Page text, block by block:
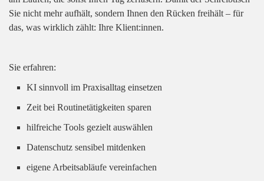
Sie nicht mehr aufhält, sondern Ihnen den Rücken freihält – für
das, was wirklich zählt: Ihre Klient:innen.
Sie erfahren:
KI sinnvoll im Praxisalltag einsetzen
Zeit bei Routinetätigkeiten sparen
hilfreiche Tools gezielt auswählen
Datenschutz sensibel mitdenken
eigene Arbeitsabläufe vereinfachen